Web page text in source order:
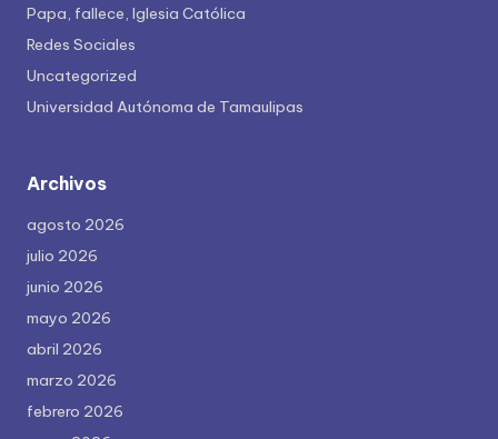
Papa, fallece, Iglesia Católica
Redes Sociales
Uncategorized
Universidad Autónoma de Tamaulipas
Archivos
agosto 2026
julio 2026
junio 2026
mayo 2026
abril 2026
marzo 2026
febrero 2026